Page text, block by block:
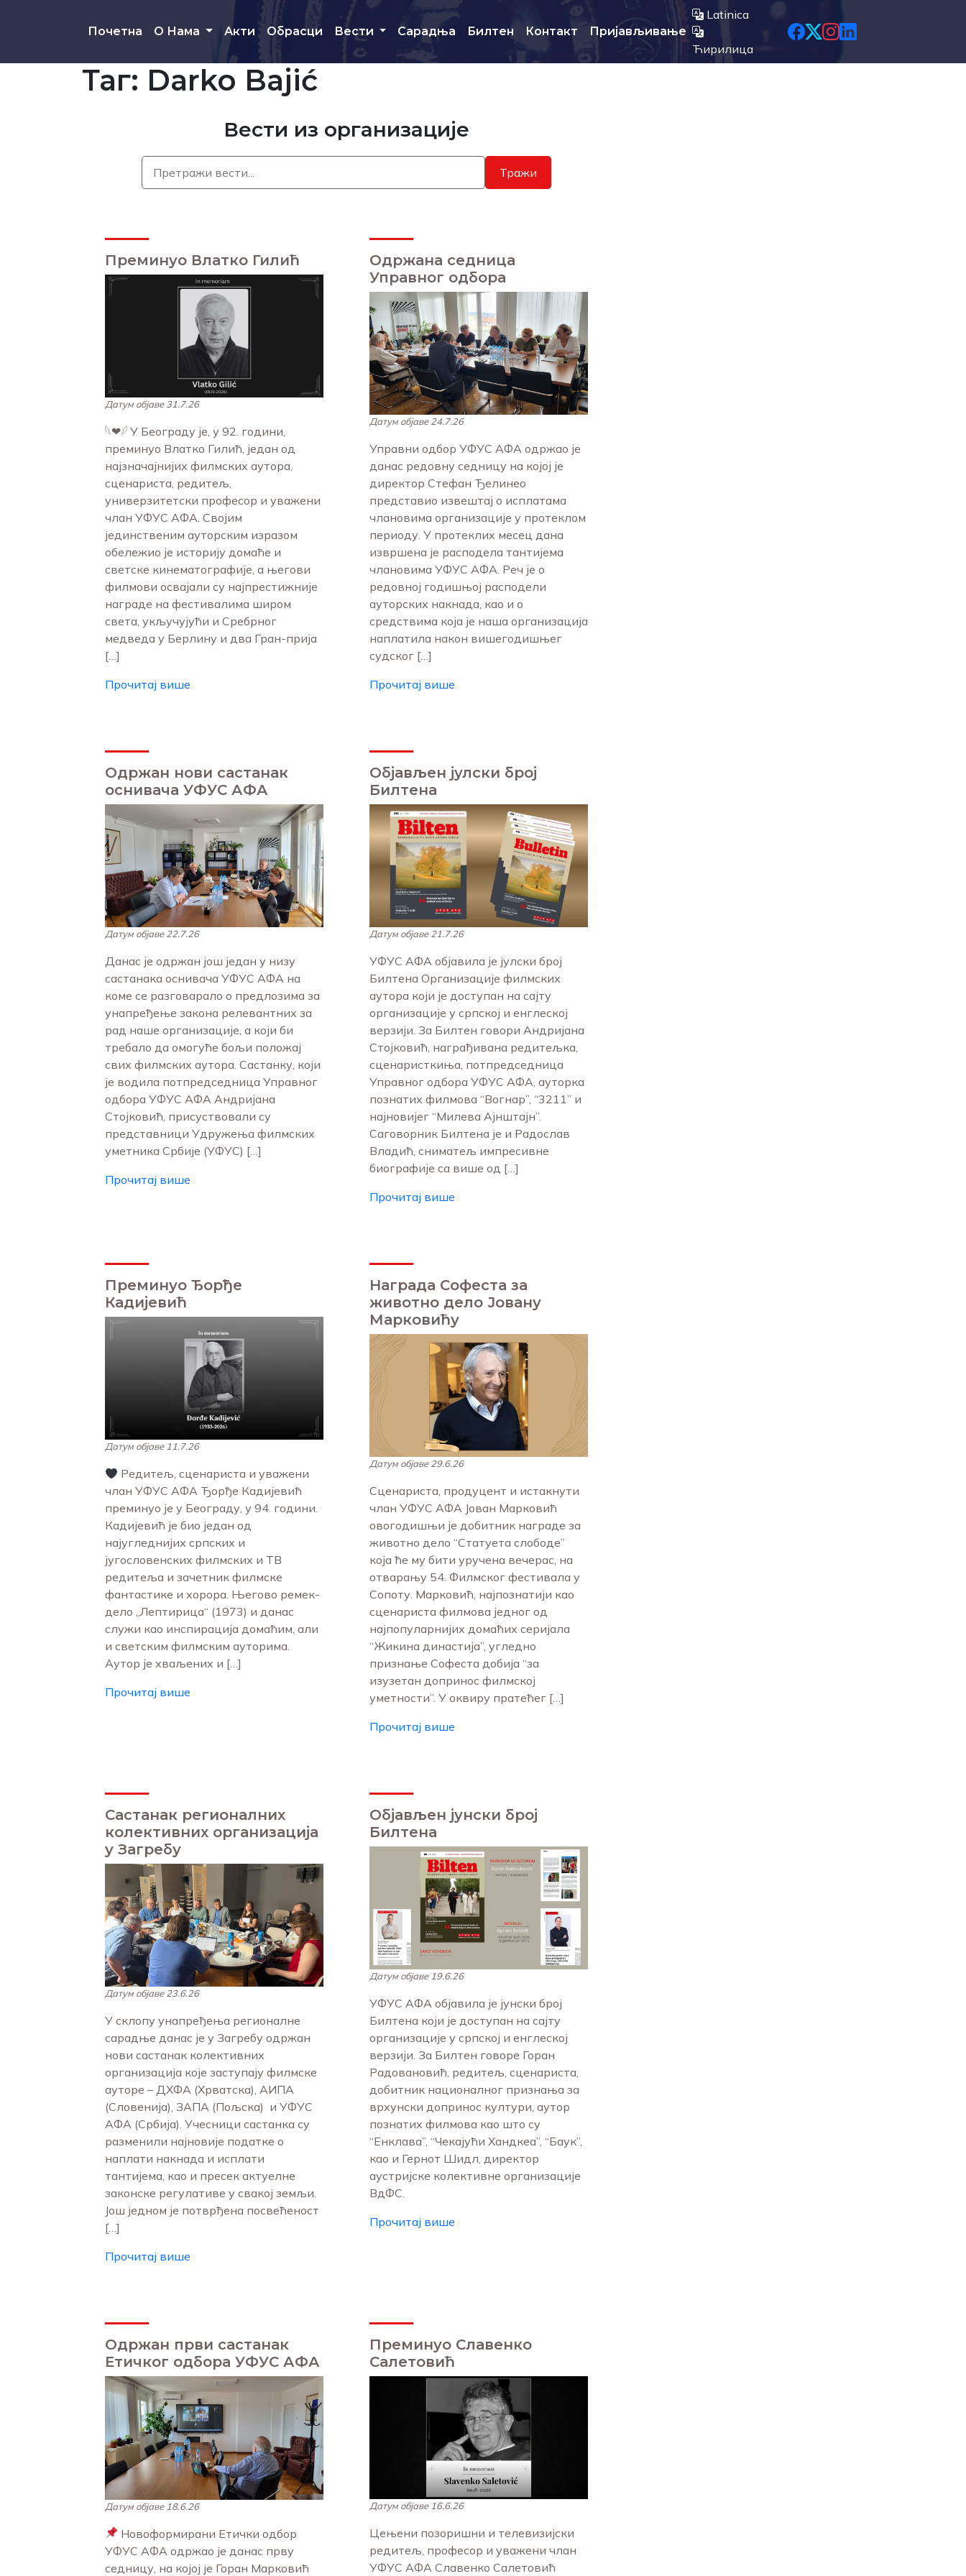
Почетна О Нама Акти Обрасци Вести Сарадња Билтен Контакт Пријављивање
Latinica
Ћирилица
Таг: Darko Bajić
Вести из организације
Тражи
Преминуо Влатко Гилић
Датум објаве 31.7.26
𓆩❤︎𓆪 У Београду је, у 92. години,
преминуо Влатко Гилић, један од
најзначајнијих филмских аутора,
сценариста, редитељ,
универзитетски професор и уважени
члан УФУС АФА. Својим
јединственим ауторским изразом
обележио је историју домаће и
светске кинематографије, а његови
филмови освајали су најпрестижније
награде на фестивалима широм
света, укључујући и Сребрног
медведа у Берлину и два Гран-прија
[…]
Прочитај више
Одржана седница
Управног одбора
Датум објаве 24.7.26
Управни одбор УФУС АФА одржао је
данас редовну седницу на којој је
директор Стефан Ђелинео
представио извештај о исплатама
члановима организације у протеклом
периоду. У протеклих месец дана
извршена је расподела тантијема
члановима УФУС АФА. Реч је о
редовној годишњој расподели
ауторских накнада, као и о
средствима која је наша организација
наплатила након вишегодишњег
судског […]
Прочитај више
Одржан нови састанак
оснивача УФУС АФА
Датум објаве 22.7.26
Данас је одржан још један у низу
састанака оснивача УФУС АФА на
коме се разговарало о предлозима за
унапређење закона релевантних за
рад наше организације, а који би
требало да омогуће бољи положај
свих филмских аутора. Састанку, који
је водила потпредседница Управног
одбора УФУС АФА Андријана
Стојковић, присуствовали су
представници Удружења филмских
уметника Србије (УФУС) […]
Прочитај више
Објављен јулски број
Билтена
Датум објаве 21.7.26
УФУС АФА објавила је јулски број
Билтена Организације филмских
аутора који је доступан на сајту
организације у српској и енглеској
верзији. За Билтен говори Андријана
Стојковић, награђивана редитељка,
сценаристкиња, потпредседница
Управног одбора УФУС АФА, ауторка
познатих филмова “Вогнар”, “3211” и
најновијег “Милева Ајнштајн”.
Саговорник Билтена је и Радослав
Владић, сниматељ импресивне
биографије са више од […]
Прочитај више
Преминуо Ђорђе
Кадијевић
Датум објаве 11.7.26
Редитељ, сценариста и уважени
члан УФУС АФА Ђорђе Кадијевић
преминуо је у Београду, у 94. години.
Кадијевић је био један од
најугледнијих српских и
југословенских филмских и ТВ
редитеља и зачетник филмске
фантастике и хорора. Његово ремек-
дело „Лептирица“ (1973) и данас
служи као инспирација домаћим, али
и светским филмским ауторима.
Аутор је хваљених и […]
Прочитај више
Награда Софеста за
животно дело Јовану
Марковићу
Датум објаве 29.6.26
Сценариста, продуцент и истакнути
члан УФУС АФА Јован Марковић
овогодишњи је добитник награде за
животно дело “Статуета слободе”
која ће му бити уручена вечерас, на
отварању 54. Филмског фестивала у
Сопоту. Марковић, најпознатији као
сценариста филмова једног од
најпопуларнијих домаћих серијала
“Жикина династија”, угледно
признање Софеста добија “за
изузетан допринос филмској
уметности”. У оквиру пратећег […]
Прочитај више
Састанак регионалних
колективних организација
у Загребу
Датум објаве 23.6.26
У склопу унапређења регионалне
сарадње данас је у Загребу одржан
нови састанак колективних
организација које заступају филмске
ауторе – ДХФА (Хрватска), АИПА
(Словенија), ЗАПА (Пољска) и УФУС
АФА (Србија). Учесници састанка су
разменили најновије податке о
наплати накнада и исплати
тантијема, као и пресек актуелне
законске регулативе у свакој земљи.
Још једном је потврђена посвећеност
[…]
Прочитај више
Објављен јунски број
Билтена
Датум објаве 19.6.26
УФУС АФА објавила је јунски број
Билтена који је доступан на сајту
организације у српској и енглеској
верзији. За Билтен говоре Горан
Радовановић, редитељ, сценариста,
добитник националног признања за
врхунски допринос култури, аутор
познатих филмова као што су
“Енклава”, “Чекајући Хандкеа”, “Баук”,
као и Гернот Шидл, директор
аустријске колективне организације
ВдФС.
Прочитај више
Одржан први састанак
Етичког одбора УФУС АФА
Датум објаве 18.6.26
Новоформирани Етички одбор
УФУС АФА одржао је данас прву
седницу, на којој је Горан Марковић
Преминуо Славенко
Салетовић
Датум објаве 16.6.26
Цењени позоришни и телевизијски
редитељ, професор и уважени члан
УФУС АФА Славенко Салетовић